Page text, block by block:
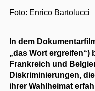
Foto: Enrico Bartolucci
In dem
„das Wort ergreifen“)
Frankreich und
Diskriminierungen,
ihrer Wahlheimat